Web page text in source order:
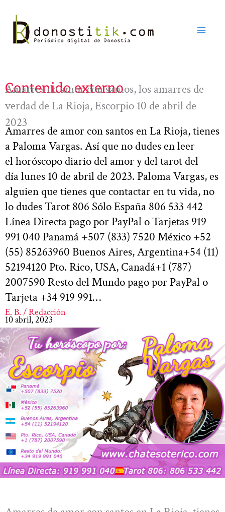
contenido
Contenido externo
Amarres de amor con santos, los amarres de
verdad de La Rioja, Escorpio 10 de abril de
2023
Amarres de amor con santos en La Rioja, tienes
a Paloma Vargas. Así que no dudes en leer
el horóscopo diario del amor y del tarot del
día lunes 10 de abril de 2023. Paloma Vargas, es
alguien que tienes que contactar en tu vida, no
lo dudes Tarot 806 Sólo España 806 533 442
Línea Directa pago por PayPal o Tarjetas 919
991 040 Panamá +507 (833) 7520 México +52
(55) 85263960 Buenos Aires, Argentina+54 (11)
52194120 Pto. Rico, USA, Canadá+1 (787)
2007590 Resto del Mundo pago por PayPal o
Tarjeta +34 919 991…
E. B. / Redacción
10 abril, 2023